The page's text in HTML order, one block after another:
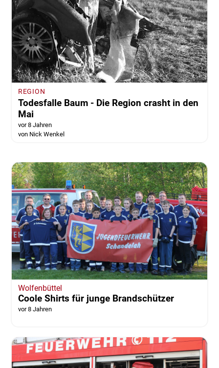
REGION
Todesfalle Baum - Die Region crasht in den
Mai
vor 8 Jahren
von Nick Wenkel
Wolfenbüttel
Coole Shirts für junge Brandschützer
vor 8 Jahren